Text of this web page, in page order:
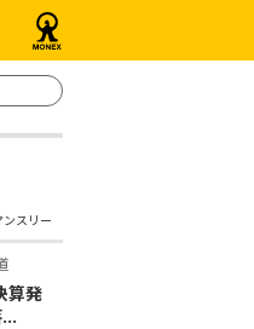
算発
ンスリー